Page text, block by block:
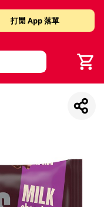
打開 App 落單